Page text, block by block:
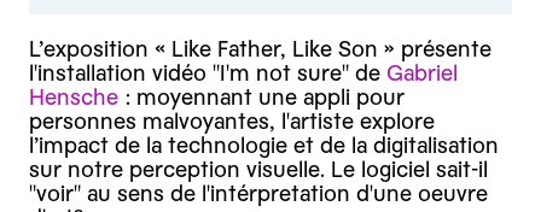
L’exposition « Like Father, Like Son » présente
l'installation vidéo "I'm not sure" de Gabriel
Hensche : moyennant une appli pour
personnes malvoyantes, l'artiste explore
l’impact de la technologie et de la digitalisation
sur notre perception visuelle. Le logiciel sait-il
"voir" au sens de l'intérpretation d'une oeuvre